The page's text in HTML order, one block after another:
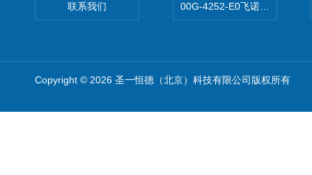
联系我们 00G-4252-E0飞诺美Luna
Copyright © 2026 圣一恒德（北京）科技有限公司版权所有